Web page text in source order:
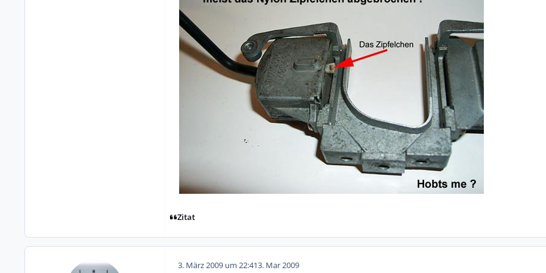
Zitat
3. März 2009 um 22:413. Mar 2009